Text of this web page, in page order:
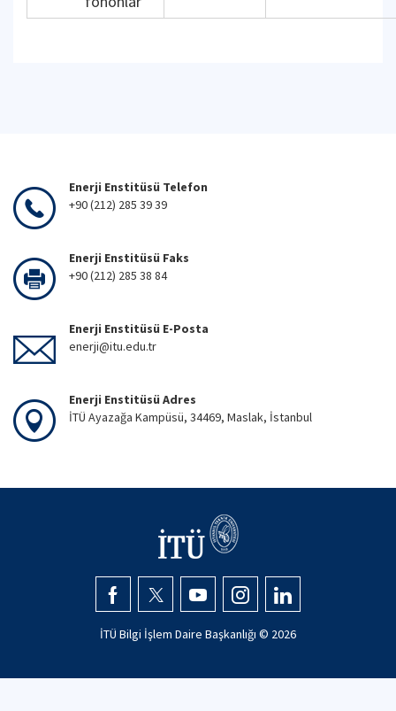
Enerji Enstitüsü Telefon
+90 (212) 285 39 39
Enerji Enstitüsü Faks
+90 (212) 285 38 84
Enerji Enstitüsü E-Posta
enerji@itu.edu.tr
Enerji Enstitüsü Adres
İTÜ Ayazağa Kampüsü, 34469, Maslak, İstanbul
İTÜ Bilgi İşlem Daire Başkanlığı © 2026